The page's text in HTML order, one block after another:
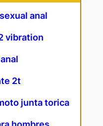
anal
vibration
2t
junta torica